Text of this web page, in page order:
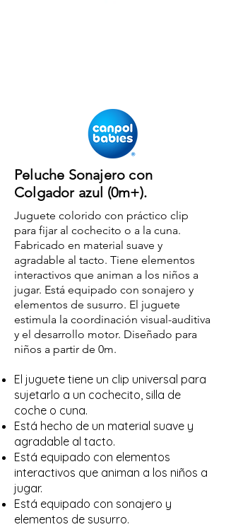
Peluche Sonajero con
Colgador azul (0m+).
Juguete colorido con práctico clip
para fijar al cochecito o a la cuna.
Fabricado en material suave y
agradable al tacto. Tiene elementos
interactivos que animan a los niños a
jugar. Está equipado con sonajero y
elementos de susurro. El juguete
estimula la coordinación visual-auditiva
y el desarrollo motor. Diseñado para
niños a partir de 0m.
El juguete tiene un clip universal para
sujetarlo a un cochecito, silla de
coche o cuna.
Está hecho de un material suave y
agradable al tacto.
Está equipado con elementos
interactivos que animan a los niños a
jugar.
Está equipado con sonajero y
elementos de susurro.